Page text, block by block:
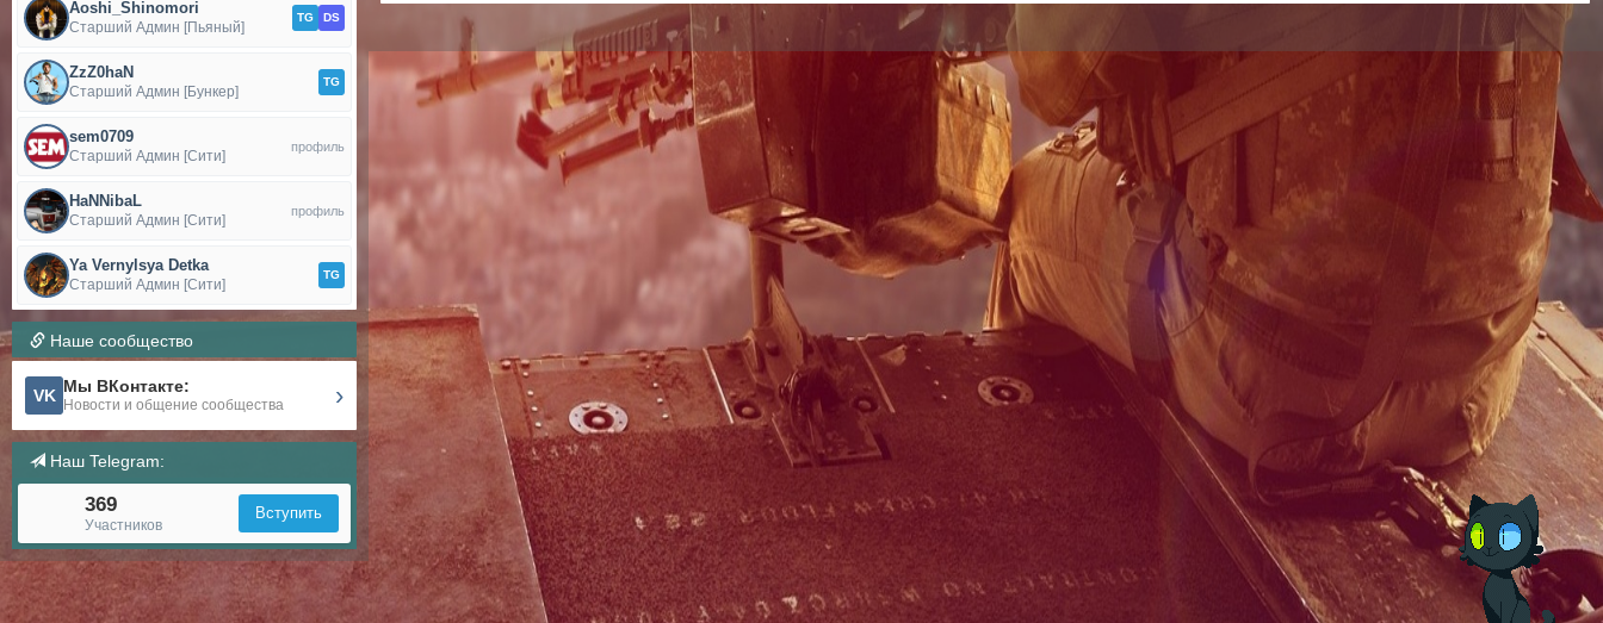
Aoshi_Shinomori
Старший Админ [Пьяный]
TG DS
ZzZ0haN
Старший Админ [Бункер]
TG
sem0709
Старший Админ [Сити]
профиль
HaNNibaL
Старший Админ [Сити]
профиль
Ya Vernylsya Detka
Старший Админ [Сити]
TG
Наше сообщество
VK Мы ВКонтакте:
Новости и общение сообщества ›
Наш Telegram:
369
Участников
Вступить